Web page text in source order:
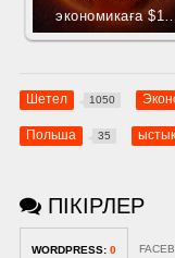
экономикаға $1…
Шетел 1050
Польша 35 ыстық
ПІКІРЛЕР
WORDPRESS: 0